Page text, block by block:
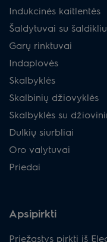
Indukcinės kaitlentės
Šaldytuvai su šaldikliu
Garų rinktuvai
Indaplovės
Skalbyklės
Skalbinių džiovyklės
Skalbyklės su
Dulkių siurbliai
Oro valytuvai
Priedai
Apsipirkti
Priežastys pirkti iš